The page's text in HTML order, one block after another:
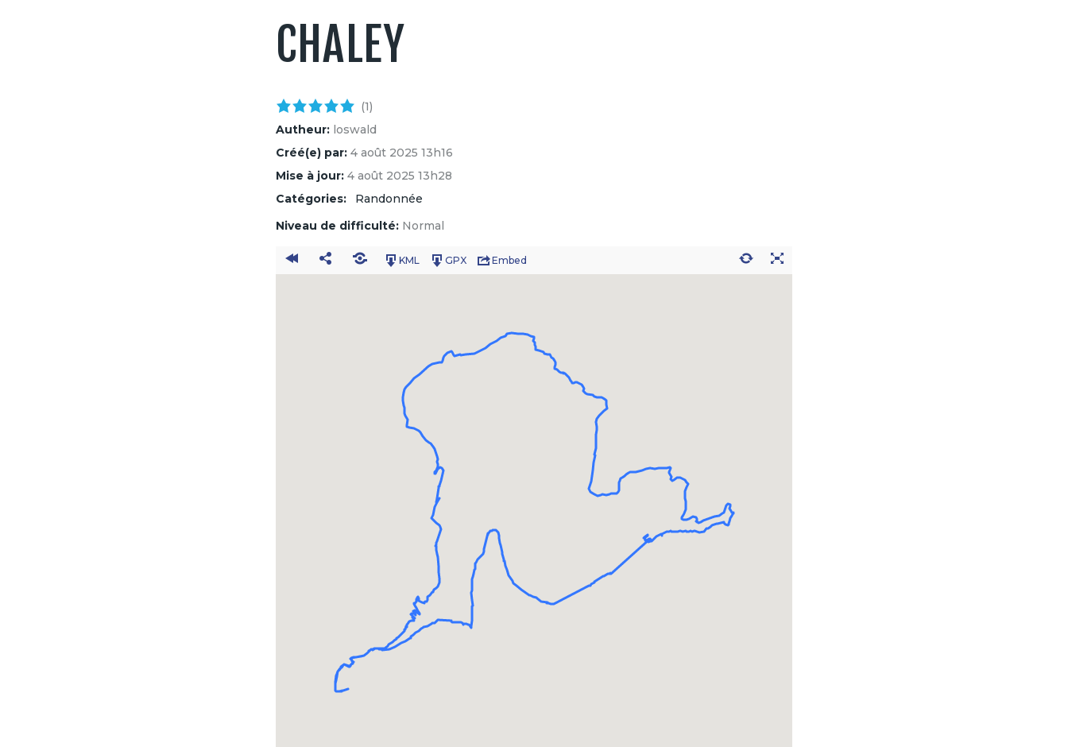
CHALEY
(1)
Autheur: loswald
Créé(e) par: 4 août 2025 13h16
Mise à jour: 4 août 2025 13h28
Catégories:
Randonnée
Niveau de difficulté: Normal
KML GPX Embed